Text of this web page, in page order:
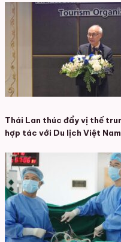
Thái Lan thúc đẩy vị thế
hợp tác với Du lịch Việt Nam